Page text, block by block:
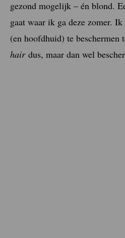
gezond mogelijk – én blond.
gaat waar ik ga deze zomer.
(en hoofdhuid) te beschermen
hairdus, maar dan wel